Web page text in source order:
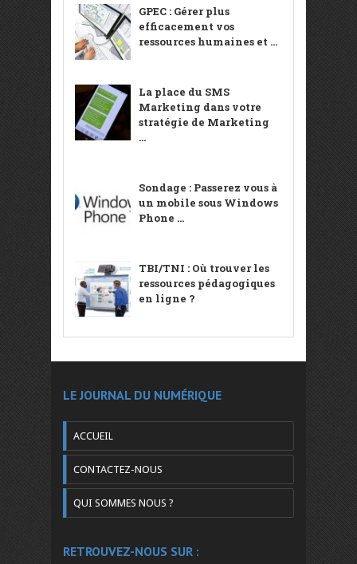
GPEC : Gérer plus
efficacement vos
ressources humaines et ...
La place du SMS
Marketing dans votre
stratégie de Marketing
...
Sondage : Passerez vous à
un mobile sous Windows
Phone ...
TBI/TNI : Où trouver les
ressources pédagogiques
en ligne ?
LE JOURNAL DU NUMÉRIQUE
ACCUEIL
CONTACTEZ-NOUS
QUI SOMMES NOUS ?
RETROUVEZ-NOUS SUR :